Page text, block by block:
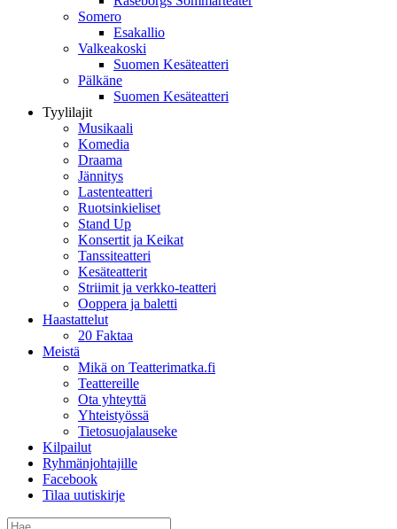
Somero
Esakallio
Valkeakoski
Suomen Kesäteatteri
Pälkäne
Suomen Kesäteatteri
Tyylilajit
Musikaali
Komedia
Draama
Jännitys
Lastenteatteri
Ruotsinkieliset
Stand Up
Konsertit ja Keikat
Tanssiteatteri
Kesäteatterit
Striimit ja verkko-teatteri
Ooppera ja baletti
Haastattelut
20 Faktaa
Meistä
Mikä on Teatterimatka.fi
Teattereille
Ota yhteyttä
Yhteistyössä
Tietosuojalauseke
Kilpailut
Ryhmänjohtajille
Facebook
Tilaa uutiskirje
Etsi